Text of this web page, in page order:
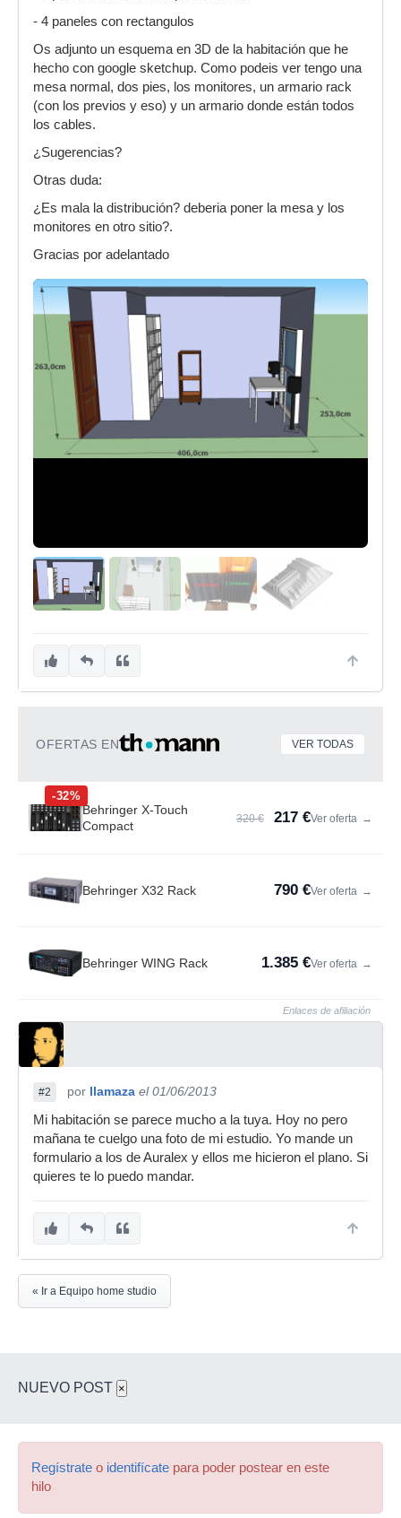
- 4 paneles con rectangulos
Os adjunto un esquema en 3D de la habitación que he
hecho con google sketchup. Como podeis ver tengo una
mesa normal, dos pies, los monitores, un armario rack
(con los previos y eso) y un armario donde están todos
los cables.
¿Sugerencias?
Otras duda:
¿Es mala la distribución? deberia poner la mesa y los
monitores en otro sitio?.
Gracias por adelantado
OFERTAS EN VER TODAS
-32%
Behringer X-Touch
Compact
320 € 217 €Ver oferta →
Behringer X32 Rack 790 €Ver oferta →
Behringer WING Rack 1.385 €Ver oferta →
Enlaces de afiliación
#2 por llamaza el 01/06/2013
Mi habitación se parece mucho a la tuya. Hoy no pero
mañana te cuelgo una foto de mi estudio. Yo mande un
formulario a los de Auralex y ellos me hicieron el plano. Si
quieres te lo puedo mandar.
« Ir a Equipo home studio
NUEVO POST ×
Regístrate o identifícate para poder postear en este
hilo